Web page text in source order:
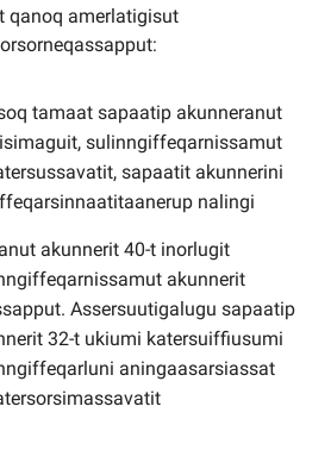
qanoq amerlatigisut
tamaat sapaatip akunneranut
sulinngiffeqarnissamut
sapaatit akunnerini
nalingi
akunnerit 40-t inorlugit
akunnerit
Assersuutigalugu sapaatip
32-t ukiumi katersuiffiusumi
aningaasarsiassat